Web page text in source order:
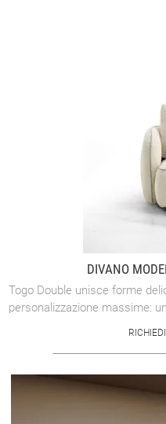
DIVANO
Togo Double unisce forme
personalizzazione massime: